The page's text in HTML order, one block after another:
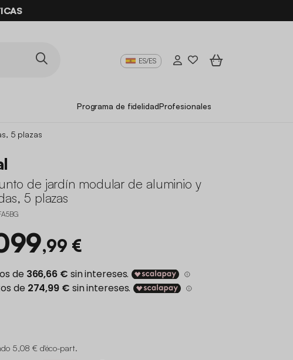
ES/ES
Programa de fidelidadProfesionales
5 plazas
de jardín modular de aluminio y
5 plazas
,99 €
5,08 € d'éco-part.